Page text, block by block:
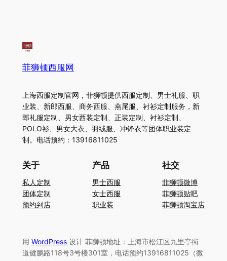
菲狮顿西服网
上海西服定制官网，菲狮顿提供西服定制、男士礼服、职
业装、新郎西服、商务西服、燕尾服、衬衫定制服务，新
郎礼服定制、男女西装定制、正装定制、衬衫定制、
POLO衫、男女大衣、羽绒服、冲锋衣等团体职业装定
制。电话预约：13916811025
关于
私人定制
团体定制
预约到店
产品
男士西服
女士西服
职业装
社交
菲狮顿微博
菲狮顿贴吧
菲狮顿淘宝店
用 WordPress设计 菲狮顿地址：上海市松江区九里亭街
道健鹏路118号3号楼301室，电话预约13916811025（微